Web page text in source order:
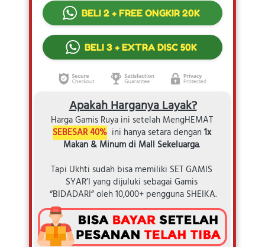
` BELI 2 + FREE ONGKIR 20K
` BELI 3 + EXTRA DISC 50K
Apakah Harganya Layak?
Harga Gamis Ruya ini setelah MengHEMAT
SEBESAR 40% ini hanya setara dengan 1x
Makan & Minum di Mall Sekeluarga.
Tapi Ukhti sudah bisa memiliki SET GAMIS
SYAR’I yang dijuluki sebagai Gamis
“BIDADARI” oleh 10,000+ pengguna SHEIKA.